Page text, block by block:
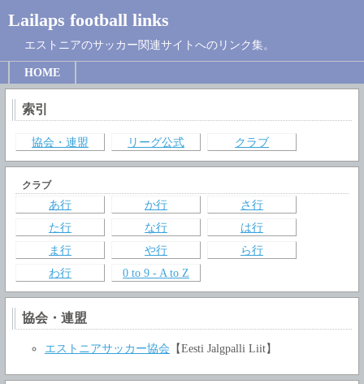
Lailaps football links
エストニアのサッカー関連サイトへのリンク集。
HOME
索引
協会・連盟 リーグ公式 クラブ
クラブ
あ行 か行
さ行
た行
な行
は行
ま行
や行
ら行
わ行
0 to 9 - A to Z
協会・連盟
エストニアサッカー協会 【Eesti Jalgpalli Liit】